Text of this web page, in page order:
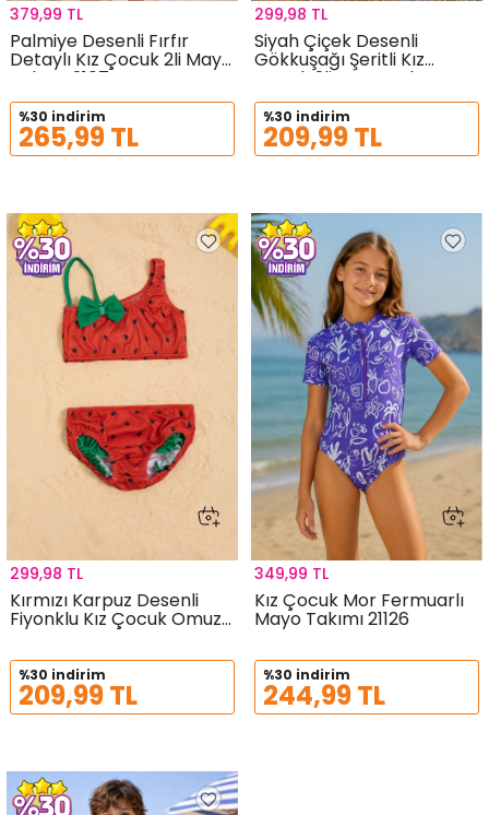
Palmiye Desenli Fırfır
Detaylı Kız Çocuk 2li Mayo
Takımı 21074
379,99 TL
%30 indirim
265,99 TL
Siyah Çiçek Desenli
Gökkuşağı Şeritli Kız
Çocuk 2li Mayo Takımı
21112
299,98 TL
%30 indirim
209,99 TL
Kırmızı Karpuz Desenli
Fiyonklu Kız Çocuk Omuz
Askılı Mayo Takımı 21113
299,98 TL
%30 indirim
209,99 TL
Kız Çocuk Mor Fermuarlı
Mayo Takımı 21126
349,99 TL
%30 indirim
244,99 TL